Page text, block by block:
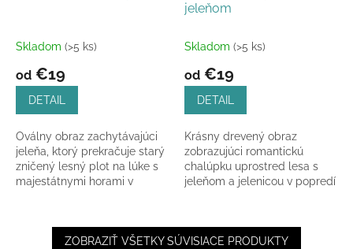
Skladom (>5 ks)
od €19
DETAIL
Oválny obraz zachytávajúci
jeleňa, ktorý prekračuje starý
zničený lesný plot na lúke s
majestátnymi horami v
jeleňom
Skladom (>5 ks)
od €19
DETAIL
Krásny drevený obraz
zobrazujúci romantickú
chalúpku uprostred lesa s
jeleňom a jelenicou v popredí
ZOBRAZIŤ VŠETKY SÚVISIACE PRODUKTY